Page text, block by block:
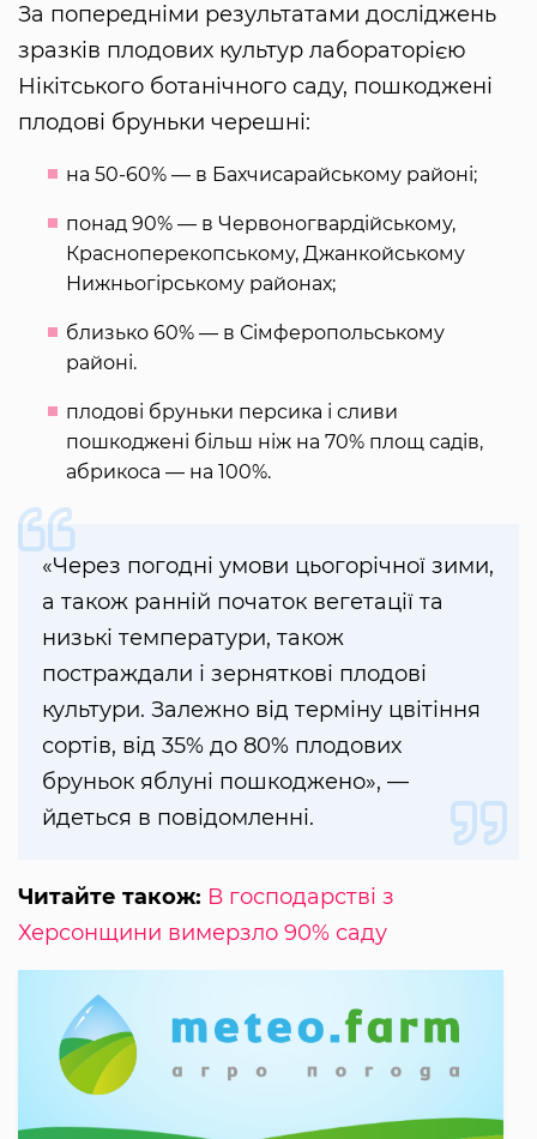
За попередніми результатами досліджень
зразків плодових культур лабораторією
Нікітського ботанічного саду, пошкоджені
плодові бруньки черешні:
на 50-60% — в Бахчисарайському районі;
понад 90% — в Червоногвардійському,
Красноперекопському, Джанкойському
Нижньогірському районах;
близько 60% — в Сімферопольському
районі.
плодові бруньки персика і сливи
пошкоджені більш ніж на 70% площ садів,
абрикоса — на 100%.
«Через погодні умови цьогорічної зими,
а також ранній початок вегетації та
низькі температури, також
постраждали і зерняткові плодові
культури. Залежно від терміну цвітіння
сортів, від 35% до 80% плодових
бруньок яблуні пошкоджено», —
йдеться в повідомленні.
Читайте також: В господарстві з
Херсонщини вимерзло 90% саду